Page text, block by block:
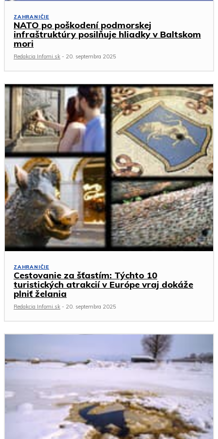
ZAHRANIČIE
NATO po poškodení podmorskej
infraštruktúry posilňuje hliadky v Baltskom
mori
Redakcia Infomi.sk - 20. septembra 2025
ZAHRANIČIE
Cestovanie za šťastím: Týchto 10
turistických atrakcií v Európe vraj dokáže
plniť želania
Redakcia Infomi.sk - 20. septembra 2025